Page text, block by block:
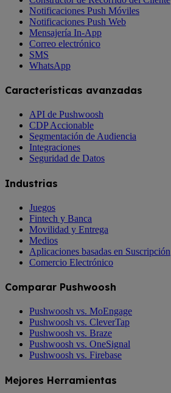
Notificaciones Push Móviles
Notificaciones Push Web
Mensajería In-App
Correo electrónico
SMS
WhatsApp
Características avanzadas
API de Pushwoosh
CDP Accionable
Segmentación de Audiencia
Integraciones
Seguridad de Datos
Industrias
Juegos
Fintech y Banca
Movilidad y Entrega
Medios
Aplicaciones basadas en Suscripción
Comercio Electrónico
Comparar Pushwoosh
Pushwoosh vs. MoEngage
Pushwoosh vs. CleverTap
Pushwoosh vs. Braze
Pushwoosh vs. OneSignal
Pushwoosh vs. Firebase
Mejores Herramientas